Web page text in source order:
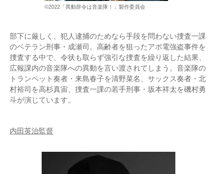
©2022「異動辞令は音楽隊！」製作委員会
部下に厳しく、犯人逮捕のためなら手段を問わない捜査一課
のベテラン刑事・成瀬司。高齢者を狙ったアポ電強盗事件を
捜査する中で、令状も取らず強引な捜査を繰り返した結果、
広報課内の音楽隊への異動を言い渡されてしまう。音楽隊の
トランペット奏者・来島春子を清野菜名、サックス奏者・北
村裕司を高杉真宙、捜査一課の若手刑事・坂本祥太を磯村勇
斗が演じています。
内田英治監督